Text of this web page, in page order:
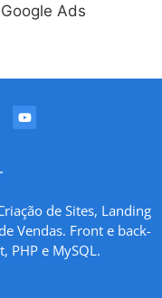
Ads
de Sites, Landing
Vendas. Front e back-
PHP e MySQL.